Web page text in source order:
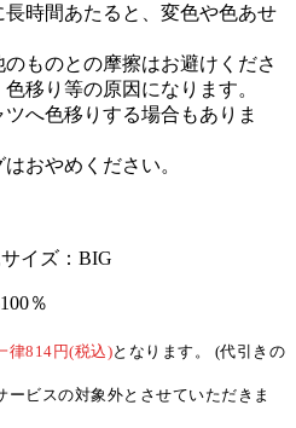
時間あたると、変色や色あせ
ものとの摩擦はお避けくださ
移り等の原因になります。
ツへ色移りする場合もありま
おやめください。
イズ：BIG
％
律814円(税込)となります。 (代引きの
ビスの対象外とさせていただきま